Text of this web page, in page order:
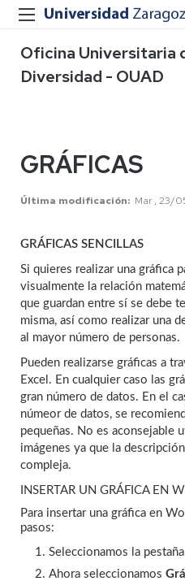
Oficina Universitaria
Diversidad - OUAD
GRÁFICAS
Última modificación Mar , 23/
GRÁFICAS SENCILLAS
Si quieres realizar una gráfica
visualmente la relación
que guardan entre sí se debe
misma, así como realizar una
al mayor número de personas.
Pueden realizarse gráficas a
Excel. En cualquier caso las
gran número de datos. En el
númeor de datos, se
pequeñas. No es aconsejable
imágenes ya que la
compleja.
INSERTAR UN GRÁFICA EN
Para insertar una gráfica en
pasos:
Seleccionamos la pestaña
Ahora seleccionamos